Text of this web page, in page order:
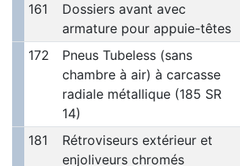
161
Dossiers avant avec
armature pour appuie-têtes
172
Pneus Tubeless (sans
chambre à air) à carcasse
radiale métallique (185 SR
14)
181
Rétroviseurs extérieur et
enjoliveurs chromés